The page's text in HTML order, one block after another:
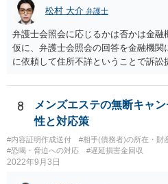
松村 大介 弁護士
弁護士会照会に応じるかは否かは金融
仮に、弁護士会照会の回答を金融機
に依頼して住所不詳ということで訴
8
メンズエステの無断キャ
性と対応策
#内容証明作成送付 #相手(債務者)の所在・財
#恐喝・脅迫への対応
#遅延損害金回収
2022年9月3日